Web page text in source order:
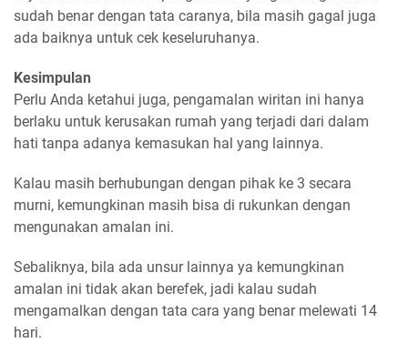
sudah benar dengan tata caranya, bila masih gagal juga
ada baiknya untuk cek keseluruhanya.
Kesimpulan
Perlu Anda ketahui juga, pengamalan wiritan ini hanya
berlaku untuk kerusakan rumah yang terjadi dari dalam
hati tanpa adanya kemasukan hal yang lainnya.
Kalau masih berhubungan dengan pihak ke 3 secara
murni, kemungkinan masih bisa di rukunkan dengan
mengunakan amalan ini.
Sebaliknya, bila ada unsur lainnya ya kemungkinan
amalan ini tidak akan berefek, jadi kalau sudah
mengamalkan dengan tata cara yang benar melewati 14
hari.